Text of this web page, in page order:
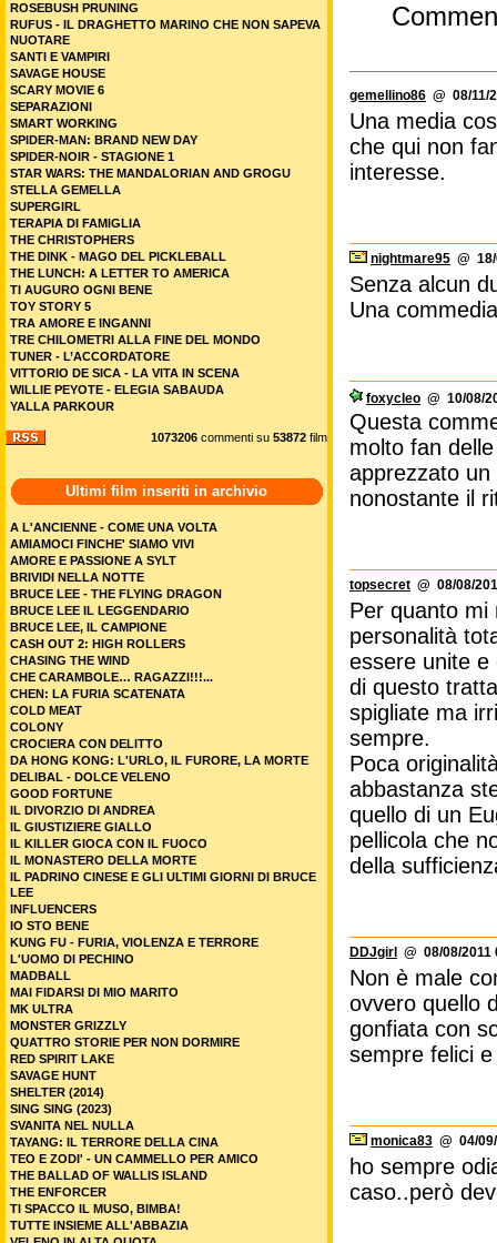
gemellino86 @ 08/11/
Una media
che qui non
interesse.
nightmare95 @
Senza alcun
Una
foxycleo @ 10/08/
Questa
molto fan
apprezzato
nonostante il
topsecret @ 08/08/
Per quanto mi
personalità
essere unite e
di questo
spigliate ma
sempre.
Poca
abbastanza
quello di un
pellicola che
della
DDJgirl @ 08/08/2011
Non è male
ovvero quello
gonfiata con
sempre felici
monica83 @ 04/
ho sempre
caso..però
ROSEBUSH PRUNING
RUFUS - IL DRAGHETTO MARINO CHE NON SAPEVA
NUOTARE
SANTI E VAMPIRI
SAVAGE HOUSE
SCARY MOVIE 6
SEPARAZIONI
SMART WORKING
SPIDER-MAN: BRAND NEW DAY
SPIDER-NOIR - STAGIONE 1
STAR WARS: THE MANDALORIAN AND GROGU
STELLA GEMELLA
SUPERGIRL
TERAPIA DI FAMIGLIA
THE CHRISTOPHERS
THE DINK - MAGO DEL PICKLEBALL
THE LUNCH: A LETTER TO AMERICA
TI AUGURO OGNI BENE
TOY STORY 5
TRA AMORE E INGANNI
TRE CHILOMETRI ALLA FINE DEL MONDO
TUNER - L’ACCORDATORE
VITTORIO DE SICA - LA VITA IN SCENA
WILLIE PEYOTE - ELEGIA SABAUDA
YALLA PARKOUR
1073206 commenti su 53872 film
Ultimi film inseriti in archivio
A L'ANCIENNE - COME UNA VOLTA
AMIAMOCI FINCHE' SIAMO VIVI
AMORE E PASSIONE A SYLT
BRIVIDI NELLA NOTTE
BRUCE LEE - THE FLYING DRAGON
BRUCE LEE IL LEGGENDARIO
BRUCE LEE, IL CAMPIONE
CASH OUT 2: HIGH ROLLERS
CHASING THE WIND
CHE CARAMBOLE… RAGAZZI!!!...
CHEN: LA FURIA SCATENATA
COLD MEAT
COLONY
CROCIERA CON DELITTO
DA HONG KONG: L'URLO, IL FURORE, LA MORTE
DELIBAL - DOLCE VELENO
GOOD FORTUNE
IL DIVORZIO DI ANDREA
IL GIUSTIZIERE GIALLO
IL KILLER GIOCA CON IL FUOCO
IL MONASTERO DELLA MORTE
IL PADRINO CINESE E GLI ULTIMI GIORNI DI BRUCE
LEE
INFLUENCERS
IO STO BENE
KUNG FU - FURIA, VIOLENZA E TERRORE
L'UOMO DI PECHINO
MADBALL
MAI FIDARSI DI MIO MARITO
MK ULTRA
MONSTER GRIZZLY
QUATTRO STORIE PER NON DORMIRE
RED SPIRIT LAKE
SAVAGE HUNT
SHELTER (2014)
SING SING (2023)
SVANITA NEL NULLA
TAYANG: IL TERRORE DELLA CINA
TEO E ZODI' - UN CAMMELLO PER AMICO
THE BALLAD OF WALLIS ISLAND
THE ENFORCER
TI SPACCO IL MUSO, BIMBA!
TUTTE INSIEME ALL'ABBAZIA